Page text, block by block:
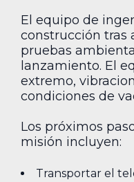
El equipo de
construcción tras
pruebas
lanzamiento. El
extremo,
condiciones de
Los próximos
misión incluyen:
Transportar el